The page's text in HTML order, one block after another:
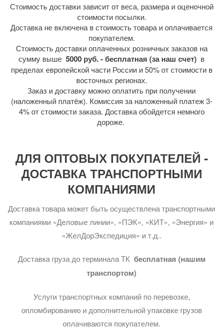
Стоимость доставки зависит от веса, размера и оценочной
стоимости посылки.
Доставка не включена в стоимость товара и оплачивается
покупателем.
Стоимость доставки оплаченных розничных заказов на
сумму выше 5000 руб. - бесплатная (за наш счет) в
пределах европейской части России и 50% от стоимости в
восточных регионах.
Заказ и доставку можно оплатить при получении
(наложенный платёж). Комиссия за наложенный платеж 3-
4% от стоимости заказа. Доставка обойдется немного
дороже.
ДЛЯ ОПТОВЫХ ПОКУПАТЕЛЕЙ -
ДОСТАВКА ТРАНСПОРТНЫМИ
КОМПАНИЯМИ
Доставка товара может быть осуществлена транспортными
компаниями «Деловые линии», «ПЭК», «КИТ», «Энергия» и
«ЖелДорЭкспедиция» и т.д..
Доставка груза до терминала ТК бесплатная (нашим
транспортом)
Услуги транспортных компаний по перевозке,
опломбированию и дополнительной упаковке грузов
оплачиваются покупателем.